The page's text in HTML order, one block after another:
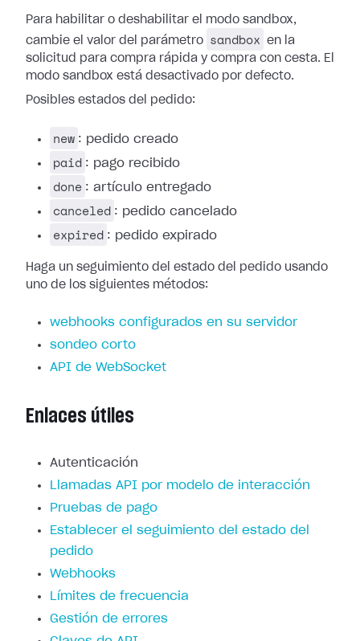
Para habilitar o deshabilitar el modo sandbox,
cambie el valor del parámetro
sandbox
en la
solicitud para compra rápida y compra con cesta. El
modo sandbox está desactivado por defecto.
Posibles estados del pedido:
new : pedido creado
paid : pago recibido
done : artículo entregado
canceled : pedido cancelado
expired : pedido expirado
Haga un seguimiento del estado del pedido usando
uno de los siguientes métodos:
webhooks configurados en su servidor
sondeo corto
API de WebSocket
Enlaces útiles
Autenticación
Llamadas API por modelo de interacción
Pruebas de pago
Establecer el seguimiento del estado del
pedido
Webhooks
Límites de frecuencia
Gestión de errores